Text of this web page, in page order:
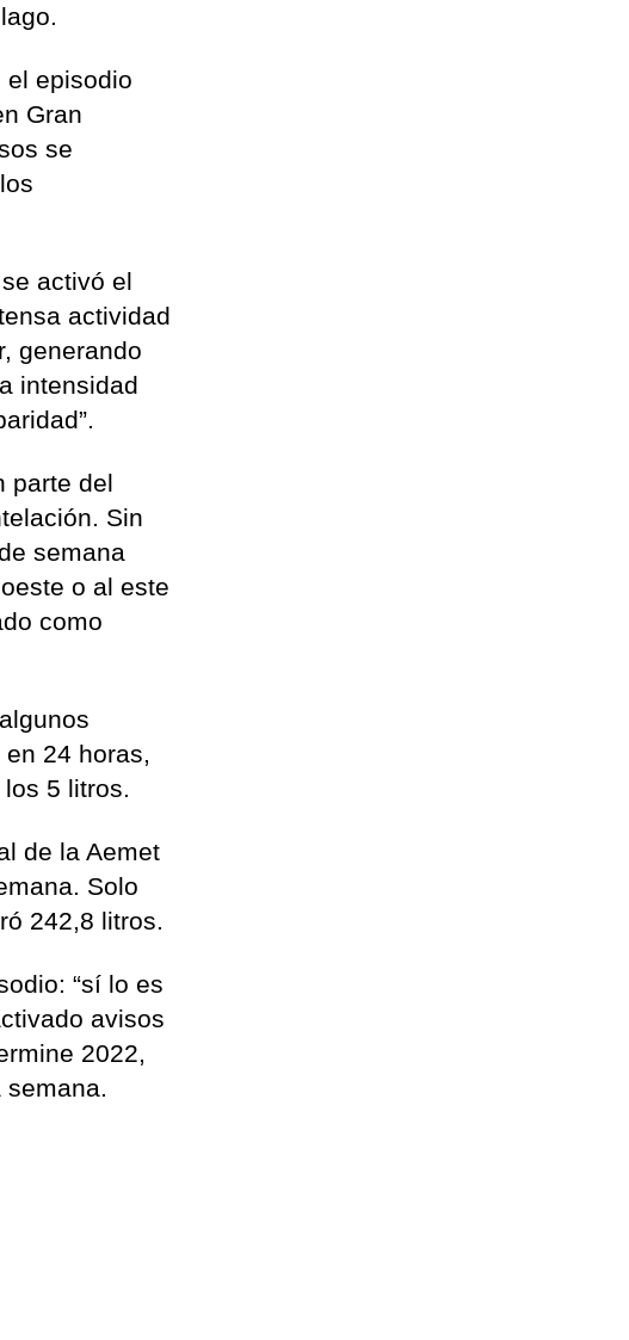
el episodio
Gran
se
activó el
actividad
generando
intensidad
parte del
Sin
semana
o al este
como
24 horas,
5 litros.
de la Aemet
Solo
242,8 litros.
“sí lo es
avisos
2022,